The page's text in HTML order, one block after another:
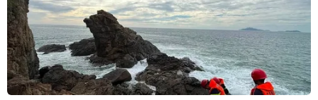
TIN LIÊN QUAN